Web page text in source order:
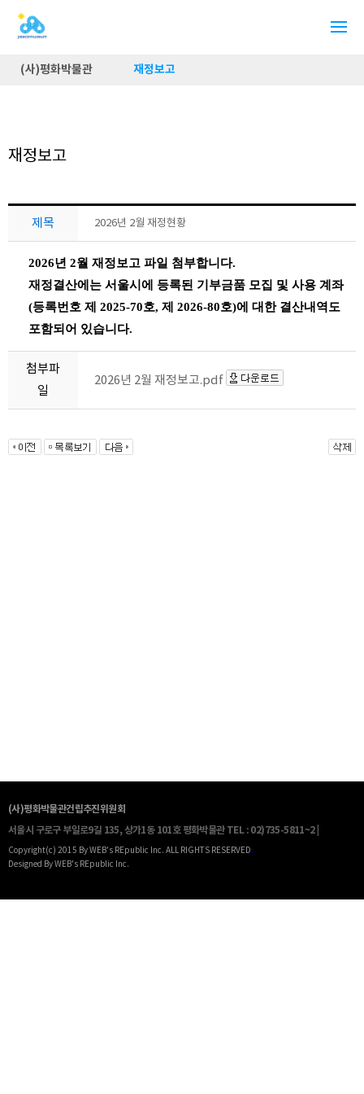
(사)평화박물관 재정보고
재정보고
제목 2026년 2월 재정현황
2026년 2월 재정보고 파일 첨부합니다.
재정결산에는 서울시에 등록된 기부금품 모집 및 사용 계좌
(등록번호 제 2025-70호, 제 2026-80호)에 대한 결산내역도
포함되어 있습니다.
첨부파
일
2026년 2월 재정보고.pdf
(사)평화박물관건립추진위원회
서울시 구로구 부일로9길 135, 상가1동 101호 평화박물관 TEL : 02)735-5811~2 |
Copyright(c) 2015 By WEB's REpublic Inc. ALL RIGHTS RESERVED.
Designed By WEB's REpublic Inc.